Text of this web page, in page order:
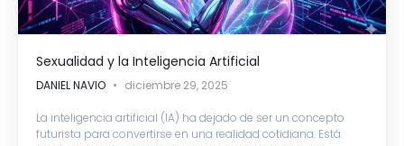
Sexualidad y la Inteligencia Artificial
DANIEL NAVIO diciembre 29, 2025
La inteligencia artificial (IA) ha dejado de ser un concepto
futurista para convertirse en una realidad cotidiana. Está